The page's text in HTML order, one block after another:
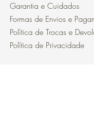
Garantia e Cuidados
Formas de Envios e
Política de Trocas e
Política de Privacidade